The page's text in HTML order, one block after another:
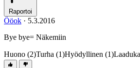
Raportoi
Ööok · 5.3.2016
Bye bye= Näkemiin
Huono (2)Turha (1)Hyödyllinen (1)